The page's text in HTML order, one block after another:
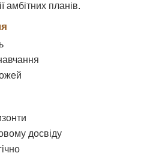
амбітних планів.
досвіду